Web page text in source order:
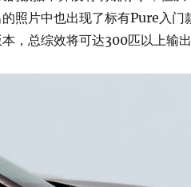
照片中也出现了标有Pure入
，总综效将可达300匹以上输出